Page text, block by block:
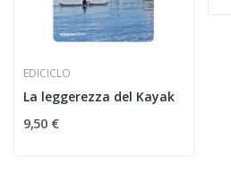
EDICICLO
La leggerezza del Kayak
9,50 €